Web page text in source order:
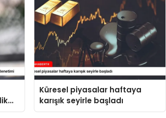
Küresel piyasalar haftaya
karışık seyirle başladı